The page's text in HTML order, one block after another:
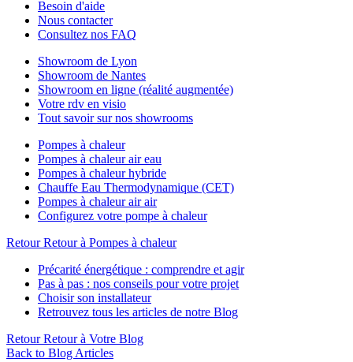
Besoin d'aide
Nous contacter
Consultez nos FAQ
Showroom de Lyon
Showroom de Nantes
Showroom en ligne (réalité augmentée)
Votre rdv en visio
Tout savoir sur nos showrooms
Pompes à chaleur
Pompes à chaleur air eau
Pompes à chaleur hybride
Chauffe Eau Thermodynamique (CET)
Pompes à chaleur air air
Configurez votre pompe à chaleur
Retour Retour à Pompes à chaleur
Précarité énergétique : comprendre et agir
Pas à pas : nos conseils pour votre projet
Choisir son installateur
Retrouvez tous les articles de notre Blog
Retour Retour à Votre Blog
Back to Blog Articles